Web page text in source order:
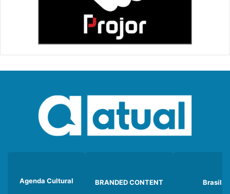
Agenda Cultural BRANDED CONTENT Brasil